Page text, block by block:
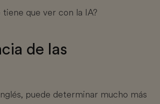
que ver con la IA?
de las
puede determinar mucho más